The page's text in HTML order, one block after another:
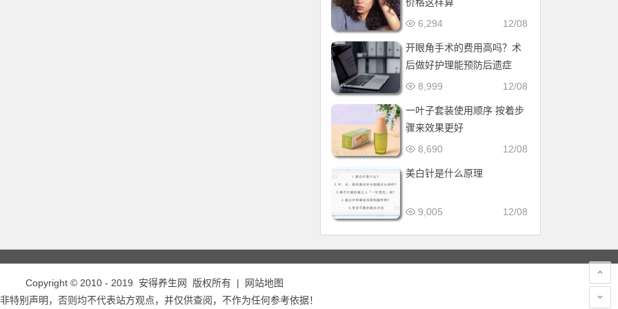
12/08
6,294
开眼角手术的费用高吗？术
后做好护理能预防后遗症
12/08
8,999
一叶子套装使用顺序 按着步
骤来效果更好
12/08
8,690
美白针是什么原理
12/08
9,005
Copyright © 2010 - 2019 安得养生网 版权所有 |
网站地图
特别声明，否则均不代表站方观点，并仅供查阅，不作为任何参考依据！